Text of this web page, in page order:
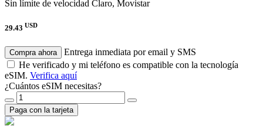
Sin límite de velocidad Claro, Movistar
29.43 USD
Compra ahora
Entrega inmediata por email y SMS
He verificado y mi teléfono es compatible con la tecnología
eSIM. Verifica aquí
¿Cuántos eSIM necesitas?
Paga con la tarjeta